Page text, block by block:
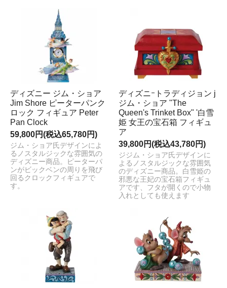
ディズニー ジム・ショア
Jim Shore ピーターパンク
ロック フィギュア Peter
Pan Clock
59,800円(税込65,780円)
ジム・ショア氏デザインによ
るノスタルジックな雰囲気の
ディズニー商品。ピーターパ
ンがビックベンの周りを飛び
回るクロックフィギュアで
す。
ディズニｰトラディジョン j
ジム・ショア "The
Queen's Trinket Box" '白雪
姫 女王の宝石箱 フィギュ
ア
39,800円(税込43,780円)
ジジム・ショア氏デザインに
よるノスタルジックな雰囲気
のディズニー商品。白雪姫の
邪悪な王妃の宝石箱フィギュ
アです、フタが開くので小物
入れとしても使えます